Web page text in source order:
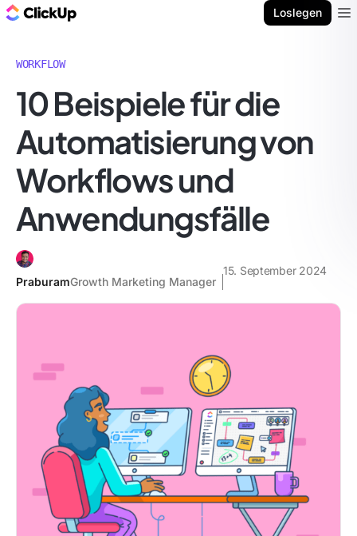
Loslegen
WORKFLOW
10 Beispiele für die
Automatisierung von
Workflows und
Anwendungsfälle
PraburamGrowth Marketing Manager
15. September 2024